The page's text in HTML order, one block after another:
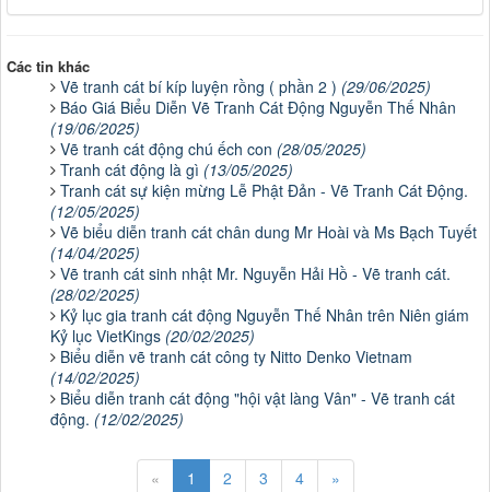
Các tin khác
Vẽ tranh cát bí kíp luyện rồng ( phần 2 ) (29/06/2025)
Báo Giá Biểu Diễn Vẽ Tranh Cát Động Nguyễn Thế Nhân
(19/06/2025)
Vẽ tranh cát động chú ếch con (28/05/2025)
Tranh cát động là gì (13/05/2025)
Tranh cát sự kiện mừng Lễ Phật Đản - Vẽ Tranh Cát Động.
(12/05/2025)
Vẽ biểu diễn tranh cát chân dung Mr Hoài và Ms Bạch Tuyết
(14/04/2025)
Vẽ tranh cát sinh nhật Mr. Nguyễn Hải Hồ - Vẽ tranh cát.
(28/02/2025)
Kỷ lục gia tranh cát động Nguyễn Thế Nhân trên Niên giám
Kỷ lục VietKings (20/02/2025)
Biểu diễn vẽ tranh cát công ty Nitto Denko Vietnam
(14/02/2025)
Biểu diễn tranh cát động "hội vật làng Vân" - Vẽ tranh cát
động. (12/02/2025)
« 1 2 3 4 »